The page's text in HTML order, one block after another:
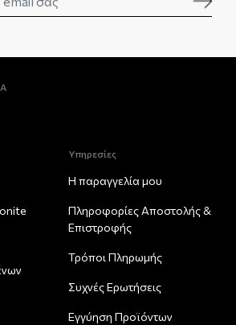
Υπηρεσίες
Η παραγγελία μου
Πληροφορίες Αποστολής &
Eπιστροφής
Τρόποι Πληρωμής
Συχνές Ερωτήσεις
Εγγύηση Προϊόντων